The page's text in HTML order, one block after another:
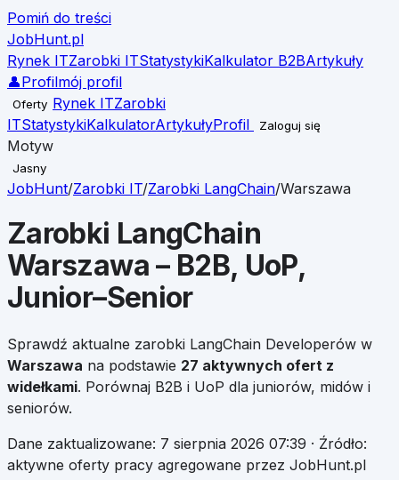
Pomiń do treści
JobHunt.pl
Rynek ITZarobki ITStatystykiKalkulator B2BArtykuły
👤Profilmój profil
Oferty Rynek ITZarobki
ITStatystykiKalkulatorArtykułyProfil Zaloguj się
Motyw
Jasny
JobHunt/Zarobki IT/Zarobki LangChain/Warszawa
Zarobki LangChain
Warszawa – B2B, UoP,
Junior–Senior
Sprawdź aktualne zarobki LangChain Developerów w
Warszawa na podstawie 27 aktywnych ofert z
widełkami. Porównaj B2B i UoP dla juniorów, midów i
seniorów.
Dane zaktualizowane: 7 sierpnia 2026 07:39 · Źródło:
aktywne oferty pracy agregowane przez JobHunt.pl